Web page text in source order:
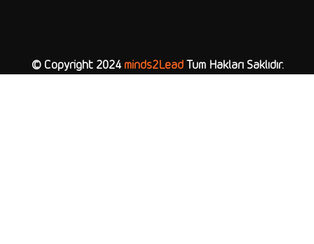
© Copyright 2024 minds2LeadTüm Hakları Saklıdır.